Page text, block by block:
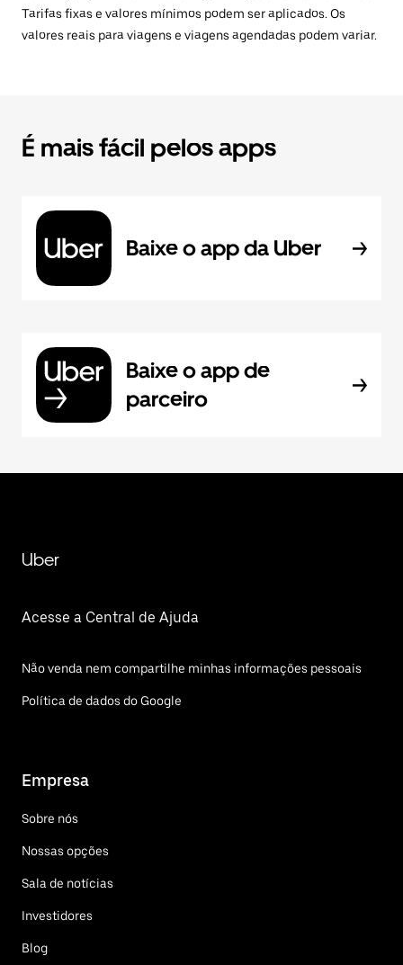
Tarifas fixas e valores mínimos podem ser aplicados. Os
valores reais para viagens e viagens agendadas podem variar.
É mais fácil pelos apps
Baixe o app da Uber
Baixe o app de
parceiro
Uber
Acesse a Central de Ajuda
Não venda nem compartilhe minhas informações pessoais
Política de dados do Google
Empresa
Sobre nós
Nossas opções
Sala de notícias
Investidores
Blog